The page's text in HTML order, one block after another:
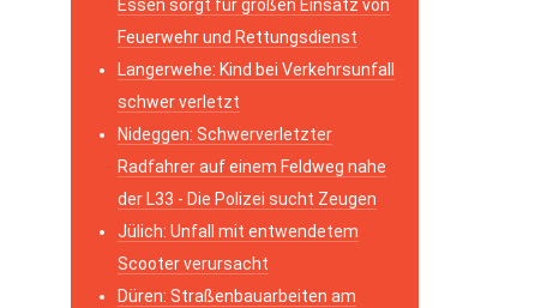
Essen sorgt für großen Einsatz von
Feuerwehr und Rettungsdienst
Langerwehe: Kind bei Verkehrsunfall
schwer verletzt
Nideggen: Schwerverletzter
Radfahrer auf einem Feldweg nahe
der L33 - Die Polizei sucht Zeugen
Jülich: Unfall mit entwendetem
Scooter verursacht
Düren: Straßenbauarbeiten am